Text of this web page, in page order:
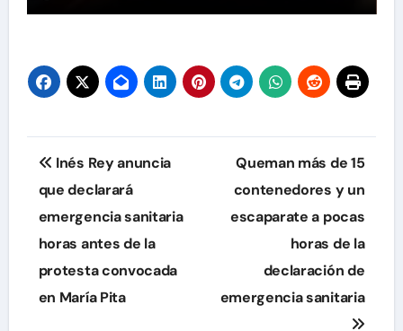
Navegación
de
entradas
Inés Rey anuncia
que declarará
emergencia sanitaria
horas antes de la
protesta convocada
en María Pita
Queman más de 15
contenedores y un
escaparate a pocas
horas de la
declaración de
emergencia sanitaria